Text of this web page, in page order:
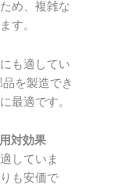
め、複雑な
す。
も適してい
を製造でき
最適です。
対効果
していま
も安価で